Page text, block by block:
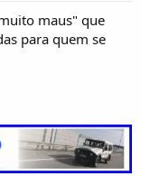
maus" que
para quem se